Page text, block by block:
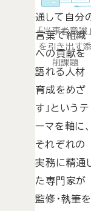
通して自分
言葉で組織
への貢献を
語れる人材
育成をめざ
す」というテ
ーマを軸に
それぞれの
実務に精通
た専門家が
監修・執筆
「当事者意識
を引き出す
削課題